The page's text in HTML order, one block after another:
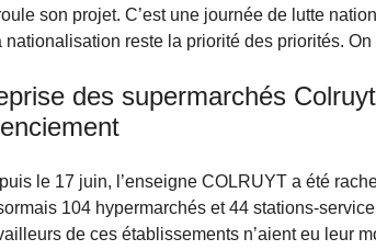
son projet. C’est une journée de lutte
nationalisation reste la priorité des priorités.
des supermarchés
le 17 juin, l’enseigne COLRUYT a été
104 hypermarchés et 44 stations-
de ces établissements n’aient eu leur